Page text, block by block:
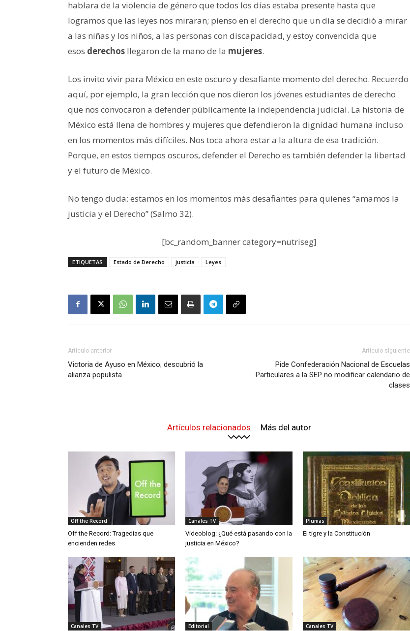
hablara de la violencia de género que todos los días estaba presente hasta que
logramos que las leyes nos miraran; pienso en el derecho que un día se decidió a mirar
a las niñas y los niños, a las personas con discapacidad, y estoy convencida que
esos derechos llegaron de la mano de la mujeres.
Los invito vivir para México en este oscuro y desafiante momento del derecho. Recuerdo
aquí, por ejemplo, la gran lección que nos dieron los jóvenes estudiantes de derecho
que nos convocaron a defender públicamente la independencia judicial. La historia de
México está llena de hombres y mujeres que defendieron la dignidad humana incluso
en los momentos más difíciles. Nos toca ahora estar a la altura de esa tradición.
Porque, en estos tiempos oscuros, defender el Derecho es también defender la libertad
y el futuro de México.
No tengo duda: estamos en los momentos más desafiantes para quienes “amamos la
justicia y el Derecho” (Salmo 32).
[bc_random_banner category=nutriseg]
ETIQUETAS Estado de Derecho justicia Leyes
Artículo anterior
Victoria de Ayuso en México; descubrió la
alianza populista
Artículo siguiente
Pide Confederación Nacional de Escuelas
Particulares a la SEP no modificar calendario de
clases
Artículos relacionados Más del autor
Off the Record
Off the Record: Tragedias que
encienden redes
Canales TV
Videoblog: ¿Qué está pasando con la
justicia en México?
Plumas
El tigre y la Constitución
Canales TV Editorial Canales TV